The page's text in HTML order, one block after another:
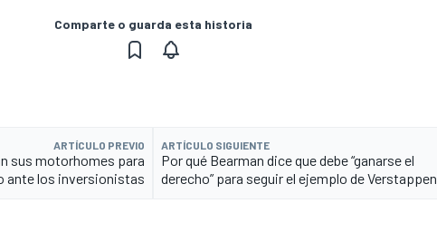
Comparte o guarda esta historia
ARTÍCULO PREVIO
sus motorhomes para
ante los inversionistas
ARTÍCULO SIGUIENTE
Por qué Bearman dice que debe “ganarse el
derecho” para seguir el ejemplo de Verstappen